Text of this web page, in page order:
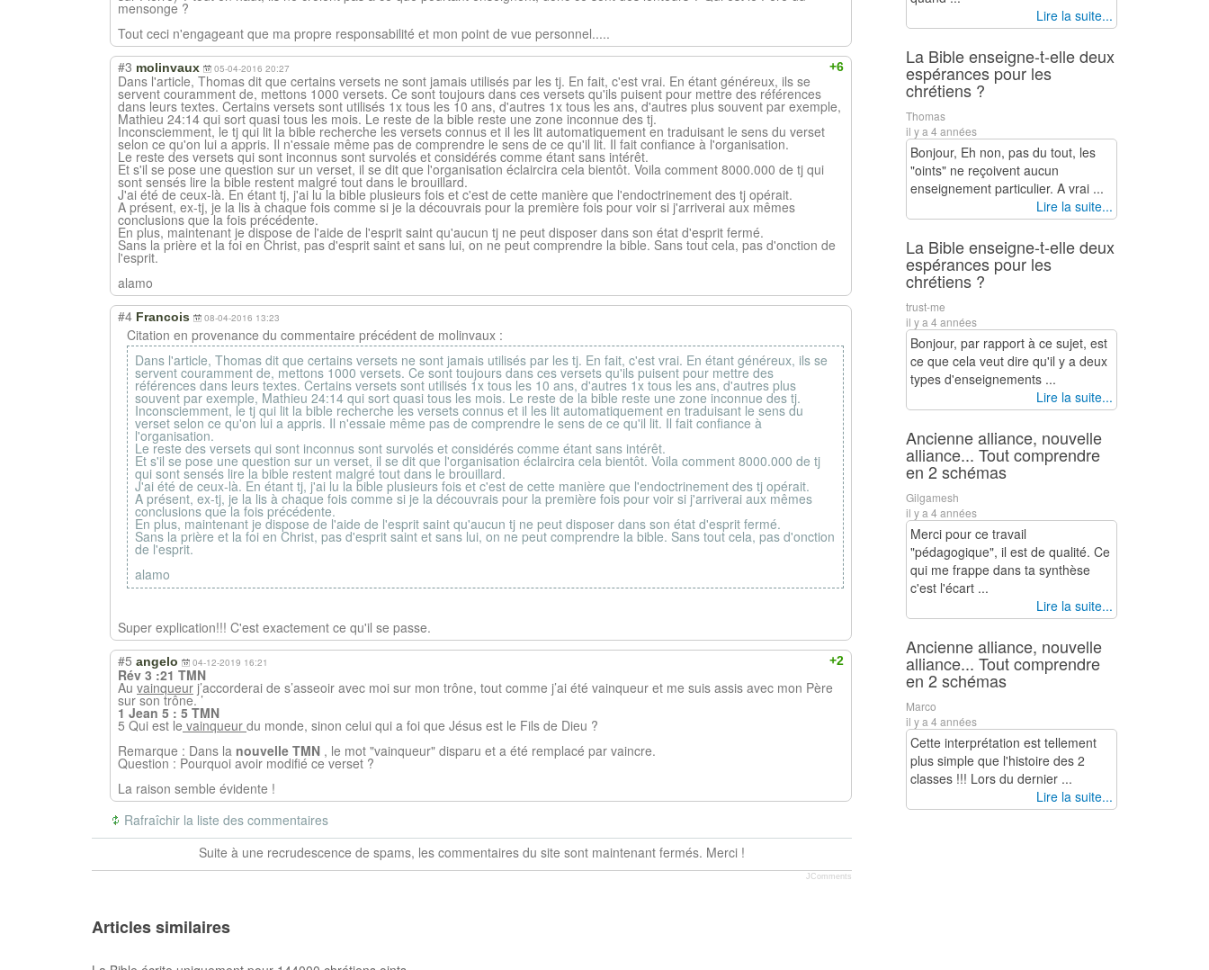
mensonge ?
Tout ceci n'engageant que ma propre responsabilité et mon point de vue personnel.....
+6
#3 molinvaux 05-04-2016 20:27
Dans l'article, Thomas dit que certains versets ne sont jamais utilisés par les tj. En fait, c'est vrai. En étant généreux, ils se
servent couramment de, mettons 1000 versets. Ce sont toujours dans ces versets qu'ils puisent pour mettre des références
dans leurs textes. Certains versets sont utilisés 1x tous les 10 ans, d'autres 1x tous les ans, d'autres plus souvent par exemple,
Mathieu 24:14 qui sort quasi tous les mois. Le reste de la bible reste une zone inconnue des tj.
Inconsciemment, le tj qui lit la bible recherche les versets connus et il les lit automatiquement en traduisant le sens du verset
selon ce qu'on lui a appris. Il n'essaie même pas de comprendre le sens de ce qu'il lit. Il fait confiance à l'organisation.
Le reste des versets qui sont inconnus sont survolés et considérés comme étant sans intérêt.
Et s'il se pose une question sur un verset, il se dit que l'organisation éclaircira cela bientôt. Voila comment 8000.000 de tj qui
sont sensés lire la bible restent malgré tout dans le brouillard.
J'ai été de ceux-là. En étant tj, j'ai lu la bible plusieurs fois et c'est de cette manière que l'endoctrinement des tj opérait.
A présent, ex-tj, je la lis à chaque fois comme si je la découvrais pour la première fois pour voir si j'arriverai aux mêmes
conclusions que la fois précédente.
En plus, maintenant je dispose de l'aide de l'esprit saint qu'aucun tj ne peut disposer dans son état d'esprit fermé.
Sans la prière et la foi en Christ, pas d'esprit saint et sans lui, on ne peut comprendre la bible. Sans tout cela, pas d'onction de
l'esprit.
alamo
#4 Francois 08-04-2016 13:23
Citation en provenance du commentaire précédent de molinvaux :
Dans l'article, Thomas dit que certains versets ne sont jamais utilisés par les tj. En fait, c'est vrai. En étant généreux, ils se
servent couramment de, mettons 1000 versets. Ce sont toujours dans ces versets qu'ils puisent pour mettre des
références dans leurs textes. Certains versets sont utilisés 1x tous les 10 ans, d'autres 1x tous les ans, d'autres plus
souvent par exemple, Mathieu 24:14 qui sort quasi tous les mois. Le reste de la bible reste une zone inconnue des tj.
Inconsciemment, le tj qui lit la bible recherche les versets connus et il les lit automatiquement en traduisant le sens du
verset selon ce qu'on lui a appris. Il n'essaie même pas de comprendre le sens de ce qu'il lit. Il fait confiance à
l'organisation.
Le reste des versets qui sont inconnus sont survolés et considérés comme étant sans intérêt.
Et s'il se pose une question sur un verset, il se dit que l'organisation éclaircira cela bientôt. Voila comment 8000.000 de tj
qui sont sensés lire la bible restent malgré tout dans le brouillard.
J'ai été de ceux-là. En étant tj, j'ai lu la bible plusieurs fois et c'est de cette manière que l'endoctrinement des tj opérait.
A présent, ex-tj, je la lis à chaque fois comme si je la découvrais pour la première fois pour voir si j'arriverai aux mêmes
conclusions que la fois précédente.
En plus, maintenant je dispose de l'aide de l'esprit saint qu'aucun tj ne peut disposer dans son état d'esprit fermé.
Sans la prière et la foi en Christ, pas d'esprit saint et sans lui, on ne peut comprendre la bible. Sans tout cela, pas d'onction
de l'esprit.
alamo
Super explication!!! C'est exactement ce qu'il se passe.
+2
#5 angelo 04-12-2019 16:21
Rév 3 :21 TMN
Au vainqueur j’accorderai de s’asseoir avec moi sur mon trône, tout comme j’ai été vainqueur et me suis assis avec mon Père
sur son trône. ’
1 Jean 5 : 5 TMN
5 Qui est le vainqueur du monde, sinon celui qui a foi que Jésus est le Fils de Dieu ?
Remarque : Dans la nouvelle TMN , le mot "vainqueur" disparu et a été remplacé par vaincre.
Question : Pourquoi avoir modifié ce verset ?
La raison semble évidente !
Rafraîchir la liste des commentaires
Suite à une recrudescence de spams, les commentaires du site sont maintenant fermés. Merci !
JComments
Articles similaires
Lire la suite...
La Bible enseigne-t-elle deux
espérances pour les
chrétiens ?
Thomas
il y a 4 années
Bonjour, Eh non, pas du tout, les
"oints" ne reçoivent aucun
enseignement particulier. A vrai ...
Lire la suite...
La Bible enseigne-t-elle deux
espérances pour les
chrétiens ?
trust-me
il y a 4 années
Bonjour, par rapport à ce sujet, est
ce que cela veut dire qu'il y a deux
types d'enseignements ...
Lire la suite...
Ancienne alliance, nouvelle
alliance... Tout comprendre
en 2 schémas
Gilgamesh
il y a 4 années
Merci pour ce travail
"pédagogique", il est de qualité. Ce
qui me frappe dans ta synthèse
c'est l'écart ...
Lire la suite...
Ancienne alliance, nouvelle
alliance... Tout comprendre
en 2 schémas
Marco
il y a 4 années
Cette interprétation est tellement
plus simple que l'histoire des 2
classes !!! Lors du dernier ...
Lire la suite...